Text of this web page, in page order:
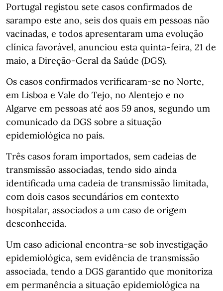
Portugal registou sete casos confirmados de
sarampo este ano, seis dos quais em pessoas não
vacinadas, e todos apresentaram uma evolução
clínica favorável, anunciou esta quinta-feira, 21 de
maio, a Direção-Geral da Saúde (DGS).
Os casos confirmados verificaram-se no Norte,
em Lisboa e Vale do Tejo, no Alentejo e no
Algarve em pessoas até aos 59 anos, segundo um
comunicado da DGS sobre a situação
epidemiológica no país.
Três casos foram importados, sem cadeias de
transmissão associadas, tendo sido ainda
identificada uma cadeia de transmissão limitada,
com dois casos secundários em contexto
hospitalar, associados a um caso de origem
desconhecida.
Um caso adicional encontra-se sob investigação
epidemiológica, sem evidência de transmissão
associada, tendo a DGS garantido que monitoriza
em permanência a situação epidemiológica na